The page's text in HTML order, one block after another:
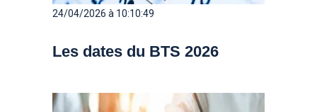
24/04/2026 à 10:10:49
Les dates du BTS 2026